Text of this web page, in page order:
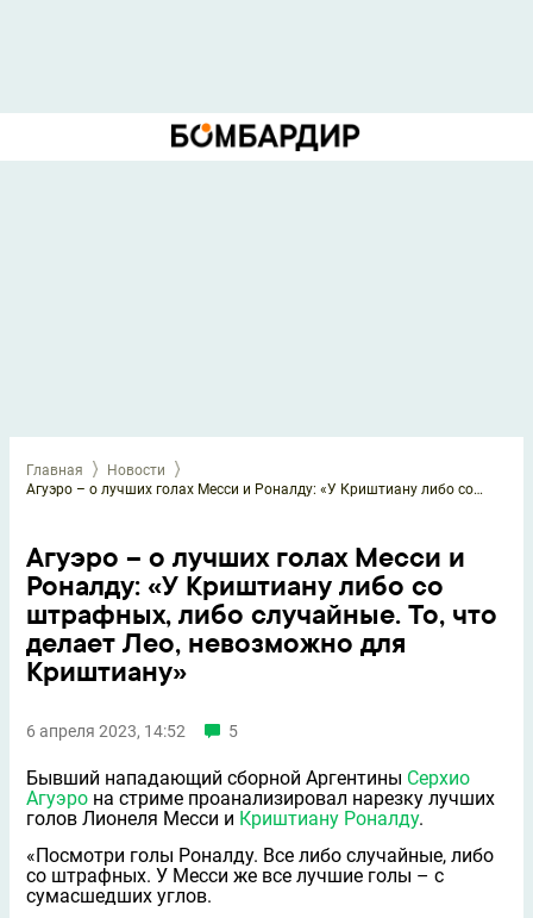
Главная
Новости
Агуэро – о лучших голах Месси и Роналду: «У Криштиану либо со штрафных, либо случайные. То, что делает Лео, невозможно для Криштиану»
Агуэро – о лучших голах Месси и
Роналду: «У Криштиану либо со
штрафных, либо случайные. То, что
делает Лео, невозможно для
Криштиану»
6 апреля 2023, 14:52 5
Бывший нападающий сборной Аргентины Серхио
Агуэро на стриме проанализировал нарезку лучших
голов Лионеля Месси и Криштиану Роналду.
«Посмотри голы Роналду. Все либо случайные, либо
со штрафных. У Месси же все лучшие голы – с
сумасшедших углов.